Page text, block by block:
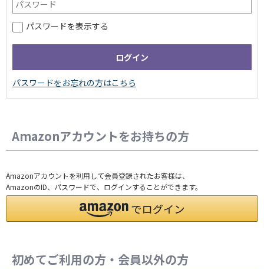
パスワードを表示する
Amazonアカウントをお持ちの方
Amazonアカウントを利用して会員登録されたお客様は、
AmazonのID、パスワードで、ログインすることができます。
初めてご利用の方・会員以外の方